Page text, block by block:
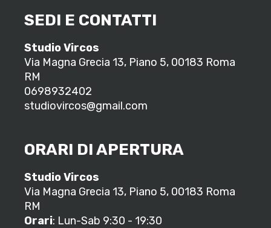
SEDI E CONTATTI
Studio Vircos
Via Magna Grecia 13, Piano 5, 00183 Roma
RM
0698932402
studiovircos@gmail.com
ORARI DI APERTURA
Studio Vircos
Via Magna Grecia 13, Piano 5, 00183 Roma
RM
Orari: Lun-Sab 9:30 - 19:30